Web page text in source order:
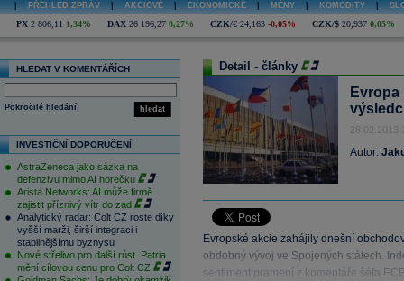
PŘEHLED ZPRÁV AKCIOVÉ EKONOMICKÉ MĚNY KOMODITY
PX 2 806,11 1,34% DAX 26 196,27 0,27% CZK/€ 24,163 -0,05% CZK/$ 20,937 0,05%
HLEDAT V KOMENTÁŘÍCH
hledat
Pokročilé hledání
INVESTIČNÍ DOPORUČENÍ
AstraZeneca jako sázka na
defenzivu mimo AI horečku
Arista Networks: AI může firmě
zajistit příznivý vítr do zad
Analytický radar: Colt CZ roste díky
vyšší marži, širší integraci i
stabilnějšímu byznysu
Nové střelivo pro další růst. Patria
mění cílovou cenu pro Colt CZ
Detail - články
28.02.2013
Autor:
Evropské akcie zahájily dnešní
obdobný vývoj ve Spojených státech.
sentiment pramení z komentáře šéfa